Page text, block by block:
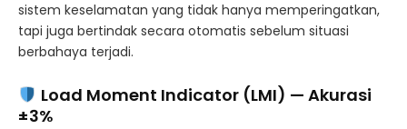
sistem keselamatan yang tidak hanya memperingatkan,
tapi juga bertindak secara otomatis sebelum situasi
berbahaya terjadi.
Load Moment Indicator (LMI) — Akurasi
±3%